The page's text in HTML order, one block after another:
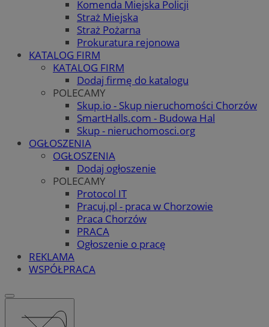
Komenda Miejska Policji
Straż Miejska
Straż Pożarna
Prokuratura rejonowa
KATALOG FIRM
KATALOG FIRM
Dodaj firmę do katalogu
POLECAMY
Skup.io - Skup nieruchomości Chorzów
SmartHalls.com - Budowa Hal
Skup - nieruchomosci.org
OGŁOSZENIA
OGŁOSZENIA
Dodaj ogłoszenie
POLECAMY
Protocol IT
Pracuj.pl - praca w Chorzowie
Praca Chorzów
PRACA
Ogłoszenie o pracę
REKLAMA
WSPÓŁPRACA